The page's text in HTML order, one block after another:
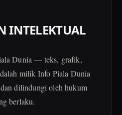
INTELEKTUAL
Dunia — teks, grafik,
milik Info Piala Dunia
dilindungi oleh hukum
berlaku.